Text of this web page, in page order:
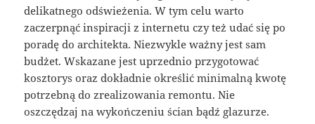
delikatnego odświeżenia. W tym celu warto
zaczerpnąć inspiracji z internetu czy też udać się po
poradę do architekta. Niezwykle ważny jest sam
budżet. Wskazane jest uprzednio przygotować
kosztorys oraz dokładnie określić minimalną kwotę
potrzebną do zrealizowania remontu. Nie
oszczędzaj na wykończeniu ścian bądź glazurze.